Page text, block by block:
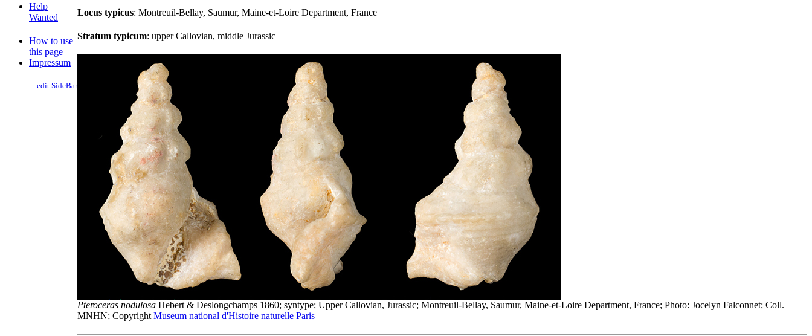
Help
Wanted
How to use
this page
Impressum
edit SideBar
Locus typicus: Montreuil-Bellay, Saumur, Maine-et-Loire Department, France
Stratum typicum: upper Callovian, middle Jurassic
Pteroceras nodulosa Hebert & Deslongchamps 1860; syntype; Upper Callovian, Jurassic; Montreuil-Bellay, Saumur, Maine-et-Loire Department, France; Photo: Jocelyn Falconnet; Coll.
MNHN; Copyright Museum national d'Histoire naturelle Paris